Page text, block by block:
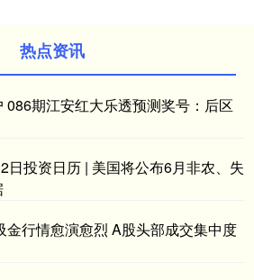
热点资讯
086期江安红大乐透预测奖号：后区
日投资日历 | 美国将公布6月非农、失
金行情愈演愈烈 A股头部成交集中度